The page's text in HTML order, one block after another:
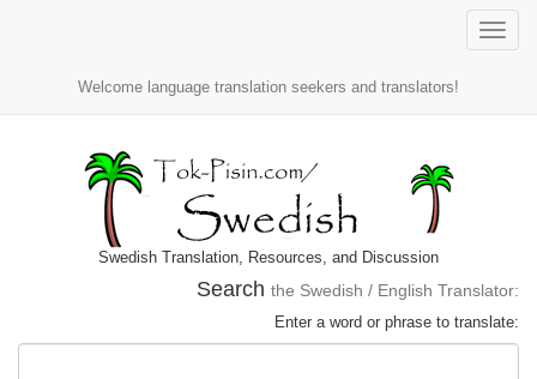
Toggle
Welcome language translation seekers and translators!
Swedish Translation, Resources, and Discussion
Search the Swedish / English Translator:
Enter a word or phrase to translate: